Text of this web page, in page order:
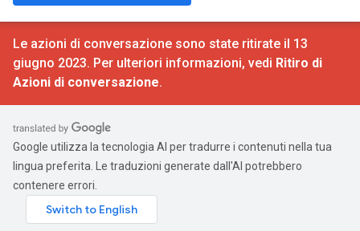
Le azioni di conversazione sono state ritirate il 13
giugno 2023. Per ulteriori informazioni, vedi Ritiro di
Azioni di conversazione.
Google utilizza la tecnologia AI per tradurre i contenuti nella tua
lingua preferita. Le traduzioni generate dall'AI potrebbero
contenere errori.